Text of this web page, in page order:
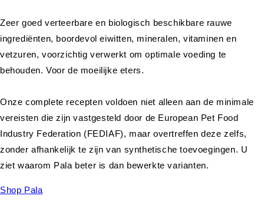
Zeer goed verteerbare en biologisch beschikbare rauwe
ingrediënten, boordevol eiwitten, mineralen, vitaminen en
vetzuren, voorzichtig verwerkt om optimale voeding te
behouden. Voor de moeilijke eters.
Onze complete recepten voldoen niet alleen aan de minimale
vereisten die zijn vastgesteld door de European Pet Food
Industry Federation (FEDIAF), maar overtreffen deze zelfs,
zonder afhankelijk te zijn van synthetische toevoegingen. U
ziet waarom Pala beter is dan bewerkte varianten.
Shop Pala